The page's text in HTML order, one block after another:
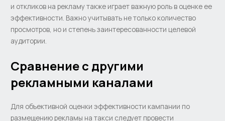
и откликов на рекламу также играет важную роль в оценке ее
эффективности. Важно учитывать не только количество
просмотров, но и степень заинтересованности целевой
аудитории.
Сравнение с другими
рекламными каналами
Для объективной оценки эффективности кампании по
размещению рекламы на такси следует провести